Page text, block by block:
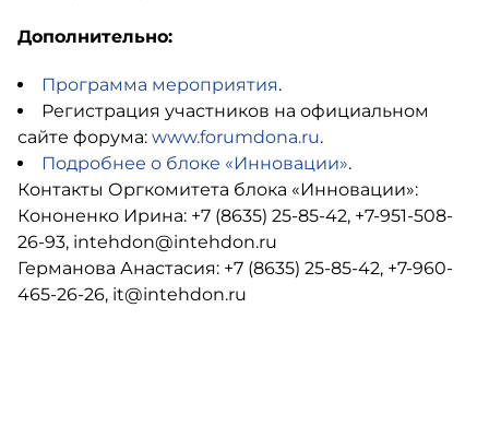
Дополнительно:
Программа мероприятия.
Регистрация участников на официальном
сайте форума: www.forumdona.ru.
Подробнее о блоке «Инновации».
Контакты Оргкомитета блока «Инновации»:
Кононенко Ирина: +7 (8635) 25-85-42, +7-951-508-
26-93, intehdon@intehdon.ru
Германова Анастасия: +7 (8635) 25-85-42, +7-960-
465-26-26, it@intehdon.ru